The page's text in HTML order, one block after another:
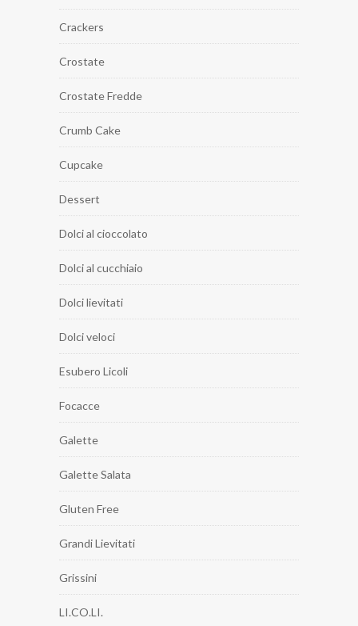
Crackers
Crostate
Crostate Fredde
Crumb Cake
Cupcake
Dessert
Dolci al cioccolato
Dolci al cucchiaio
Dolci lievitati
Dolci veloci
Esubero Licoli
Focacce
Galette
Galette Salata
Gluten Free
Grandi Lievitati
Grissini
LI.CO.LI.